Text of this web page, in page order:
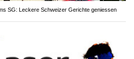
SG: Leckere Schweizer Gerichte geniessen